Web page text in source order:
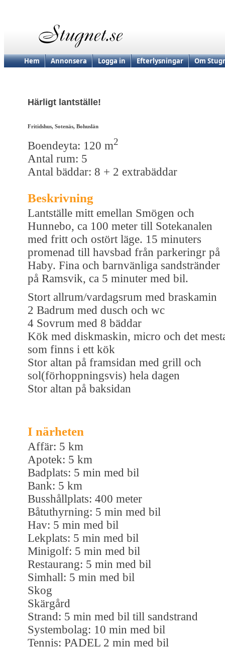
Hem Annonsera Logga in Efterlysningar Om
Härligt lantställe!
Fritidshus, Sotenäs, Bohuslän
Boendeyta: 120 m2
Antal rum: 5
Antal bäddar: 8 + 2 extrabäddar
Beskrivning
Lantställe mitt emellan Smögen och
Hunnebo, ca 100 meter till Sotekanalen
med fritt och ostört läge. 15 minuters
promenad till havsbad från parkeringr på
Haby. Fina och barnvänliga sandstränder
på Ramsvik, ca 5 minuter med bil.
Stort allrum/vardagsrum med braskamin
2 Badrum med dusch och wc
4 Sovrum med 8 bäddar
Kök med diskmaskin, micro och det
som finns i ett kök
Stor altan på framsidan med grill och
sol(förhoppningsvis) hela dagen
Stor altan på baksidan
I närheten
Affär: 5 km
Apotek: 5 km
Badplats: 5 min med bil
Bank: 5 km
Busshållplats: 400 meter
Båtuthyrning: 5 min med bil
Hav: 5 min med bil
Lekplats: 5 min med bil
Minigolf: 5 min med bil
Restaurang: 5 min med bil
Simhall: 5 min med bil
Skog
Skärgård
Strand: 5 min med bil till sandstrand
Systembolag: 10 min med bil
Tennis: PADEL 2 min med bil